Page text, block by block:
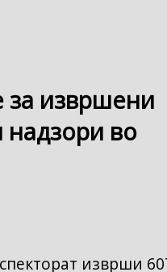
извршени
надзори во
изврши